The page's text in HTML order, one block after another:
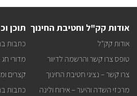
כל
באתר
ישירות
למייל
אודות קק"ל וחטיבת החינוך
אודות קק"ל
טופס צרו קשר והרשמה לדיוור
צרו קשר – נציגי חטיבת החינוך
מרכזי השדה והיער – אירוח ולינה
תוכן
כתבות
מדורי
קצרים
כתבות